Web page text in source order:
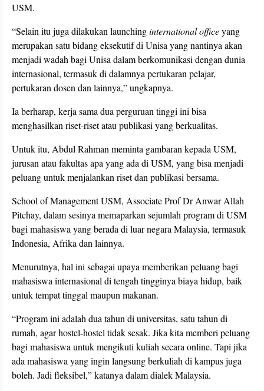
USM.
“Selain itu juga dilakukan launchinginternational officeyang
merupakan satu bidang eksekutif di Unisa yang nantinya akan
menjadi wadah bagi Unisa dalam berkomunikasi dengan dunia
internasional, termasuk di dalamnya pertukaran pelajar,
pertukaran dosen dan lainnya,” ungkapnya.
Ia berharap, kerja sama dua perguruan tinggi ini bisa
menghasilkan riset-riset atau publikasi yang berkualitas.
Untuk itu, Abdul Rahman meminta gambaran kepada USM,
jurusan atau fakultas apa yang ada di USM, yang bisa menjadi
peluang untuk menjalankan riset dan publikasi bersama.
School of Management USM, Associate Prof Dr Anwar Allah
Pitchay, dalam sesinya memaparkan sejumlah program di USM
bagi mahasiswa yang berada di luar negara Malaysia, termasuk
Indonesia, Afrika dan lainnya.
Menurutnya, hal ini sebagai upaya memberikan peluang bagi
mahasiswa internasional di tengah tingginya biaya hidup, baik
untuk tempat tinggal maupun makanan.
“Program ini adalah dua tahun di universitas, satu tahun di
rumah, agar hostel-hostel tidak sesak. Jika kita memberi peluang
bagi mahasiswa untuk mengikuti kuliah secara online. Tapi jika
ada mahasiswa yang ingin langsung berkuliah di kampus juga
boleh. Jadi fleksibel,” katanya dalam dialek Malaysia.